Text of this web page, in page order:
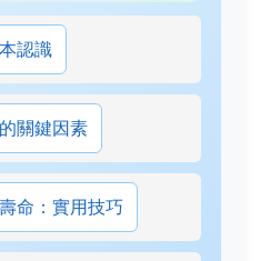
認識
關鍵因素
命：實用技巧